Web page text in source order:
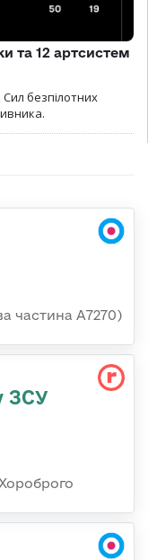
та 12 артсистем
безпілотних
частина А7270)
ЗСУ